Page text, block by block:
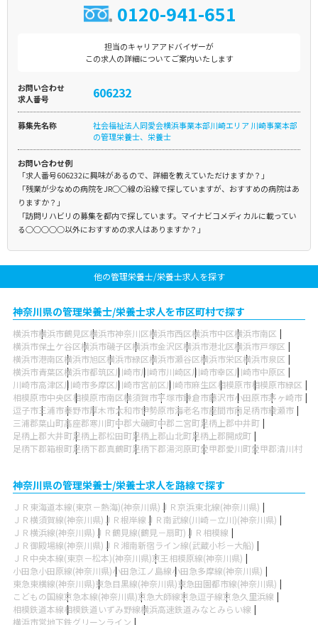
0120-941-651
担当のキャリアアドバイザーが
この求人の詳細についてご案内いたします
お問い合わせ
求人番号
606232
募集先名称
社会福祉法人同愛会横浜事業本部川崎エリア 川崎事業本部
の管理栄養士、栄養士
お問い合わせ例
「求人番号606232に興味があるので、詳細を教えていただけますか？」
「残業が少なめの病院をJR○○線の沿線で探していますが、おすすめの病院はあ
りますか？」
「訪問リハビリの募集を都内で探しています。マイナビコメディカルに載ってい
る○○○○○以外におすすめの求人はありますか？」
他の管理栄養士/栄養士求人を探す
神奈川県の管理栄養士/栄養士求人を市区町村で探す
横浜市横浜市鶴見区横浜市神奈川区横浜市西区横浜市中区横浜市南区
横浜市保土ケ谷区横浜市磯子区横浜市金沢区横浜市港北区横浜市戸塚区
横浜市港南区横浜市旭区横浜市緑区横浜市瀬谷区横浜市栄区横浜市泉区
横浜市青葉区横浜市都筑区川崎市川崎市川崎区川崎市幸区川崎市中原区
川崎市高津区川崎市多摩区川崎市宮前区川崎市麻生区相模原市相模原市緑区
相模原市中央区相模原市南区横須賀市平塚市鎌倉市藤沢市小田原市茅ヶ崎市
逗子市三浦市秦野市厚木市大和市伊勢原市海老名市座間市南足柄市綾瀬市
三浦郡葉山町高座郡寒川町中郡大磯町中郡二宮町足柄上郡中井町
足柄上郡大井町足柄上郡松田町足柄上郡山北町足柄上郡開成町
足柄下郡箱根町足柄下郡真鶴町足柄下郡湯河原町愛甲郡愛川町愛甲郡清川村
神奈川県の管理栄養士/栄養士求人を路線で探す
ＪＲ東海道本線(東京－熱海)(神奈川県) ＪＲ京浜東北線(神奈川県)
ＪＲ横須賀線(神奈川県) ＪＲ根岸線 ＪＲ南武線(川崎－立川)(神奈川県)
ＪＲ横浜線(神奈川県) ＪＲ鶴見線(鶴見－扇町) ＪＲ相模線
ＪＲ御殿場線(神奈川県) ＪＲ湘南新宿ライン線(武蔵小杉－大船)
ＪＲ中央本線(東京－松本)(神奈川県)京王相模原線(神奈川県)
小田急小田原線(神奈川県)小田急江ノ島線小田急多摩線(神奈川県)
東急東横線(神奈川県)東急目黒線(神奈川県)東急田園都市線(神奈川県)
こどもの国線京急本線(神奈川県)京急大師線京急逗子線京急久里浜線
相模鉄道本線相模鉄道いずみ野線横浜高速鉄道みなとみらい線
横浜市営地下鉄グリーンライン